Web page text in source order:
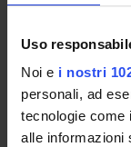
Uso
Noi e i nostri
personali, ad
tecnologie come
alle informazioni
EMERGENZA DEL
DIPARTIMENTO